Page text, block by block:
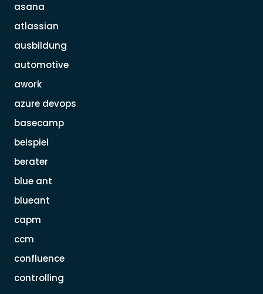
asana
atlassian
ausbildung
automotive
awork
azure devops
basecamp
beispiel
berater
blue ant
blueant
capm
ccm
confluence
controlling